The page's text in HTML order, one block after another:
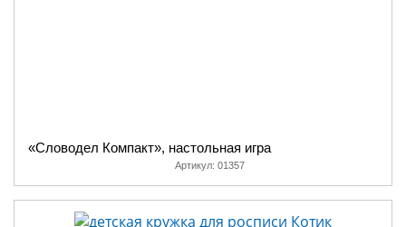
«Словодел Компакт», настольная игра
Артикул: 01357